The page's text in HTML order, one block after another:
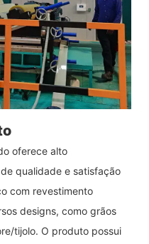
oferece alto
qualidade e satisfação
com revestimento
designs, como grãos
tijolo. O produto possui